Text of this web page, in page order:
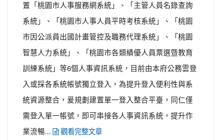
置「桃園市人事服務網系統」、「主管人員名錄查詢
系統」、「桃園市人事人員平時考核系統」、「桃園
市因公派員出國計畫管控及職務代理系統」、「桃園
智慧人力系統」、「桃園市各類績優人員票選暨教育
訓練系統」等6個人事資訊系統，目前由本府公務雲登
入或採各系統帳號獨立登入，為提升登入便利性與系
統資源整合，爰規劃建置單一登入整合平臺，同仁僅
需登入單一帳號，即可串接各人事資訊系統，提升作
業流暢...
觀看完整文章